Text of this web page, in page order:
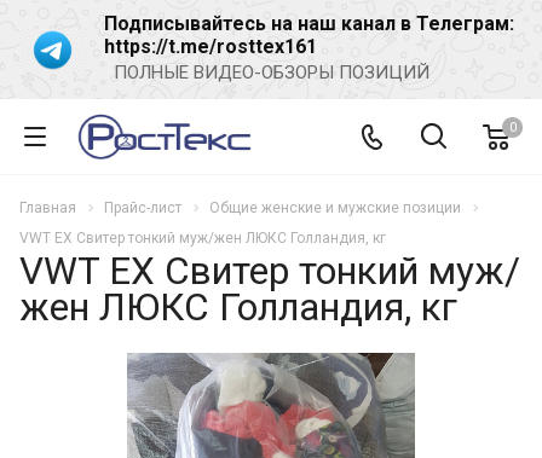
Подписывайтесь на наш канал в Телеграм:
https://t.me/rosttex161
ПОЛНЫЕ ВИДЕО-ОБЗОРЫ ПОЗИЦИЙ
0
Главная Прайс-лист
Общие женские и мужские позиции
VWT EX Свитер тонкий муж/жен ЛЮКС Голландия, кг
VWT EX Свитер тонкий муж/
жен ЛЮКС Голландия, кг